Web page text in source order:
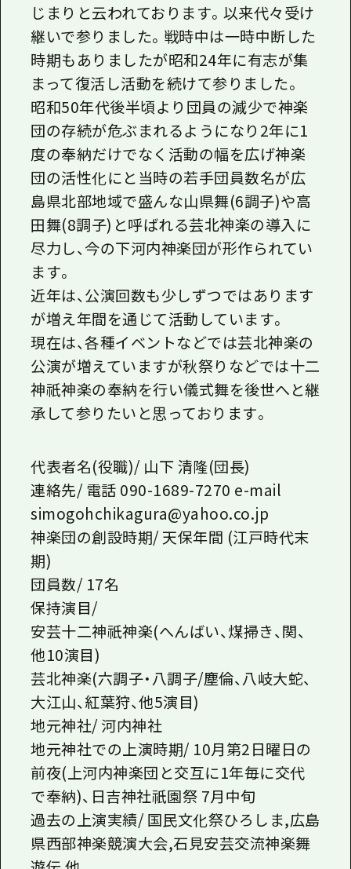
じまりと云われております。以来代々受け
継いで参りました。戦時中は一時中断した
時期もありましたが昭和24年に有志が集
まって復活し活動を続けて参りました。
昭和50年代後半頃より団員の減少で神楽
団の存続が危ぶまれるようになり2年に1
度の奉納だけでなく活動の幅を広げ神楽
団の活性化にと当時の若手団員数名が広
島県北部地域で盛んな山県舞(6調子)や高
田舞(8調子)と呼ばれる芸北神楽の導入に
尽力し、今の下河内神楽団が形作られてい
ます。
近年は、公演回数も少しずつではあります
が増え年間を通じて活動しています。
現在は、各種イベントなどでは芸北神楽の
公演が増えていますが秋祭りなどでは十二
神祇神楽の奉納を行い儀式舞を後世へと継
承して参りたいと思っております。
代表者名(役職)/ 山下 清隆(団長)
連絡先/ 電話 090-1689-7270 e-mail
simogohchikagura@yahoo.co.jp
神楽団の創設時期/ 天保年間 (江戸時代末
期)
団員数/ 17名
保持演目/
安芸十二神祇神楽(へんばい、煤掃き、関、
他10演目)
芸北神楽(六調子・八調子/塵倫、八岐大蛇、
大江山、紅葉狩、他5演目)
地元神社/ 河内神社
地元神社での上演時期/ 10月第2日曜日の
前夜(上河内神楽団と交互に1年毎に交代
で奉納)、日吉神社祇園祭 7月中旬
過去の上演実績/ 国民文化祭ひろしま,広島
県西部神楽競演大会,石見安芸交流神楽舞